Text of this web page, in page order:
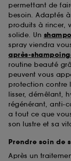
permettant de
besoin. Adaptés
produits à rincer,
solide. Un
spray viendra
après-
routine beauté
peuvent vous
protection contre
lisser, démêlant,
régénérant, anti-
a tout ce que
son lustre et sa
Prendre soin
Après un